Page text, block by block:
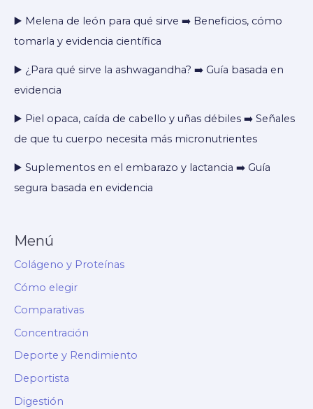
▶️ Melena de león para qué sirve ➡️ Beneficios, cómo
tomarla y evidencia científica
▶️ ¿Para qué sirve la ashwagandha? ➡️ Guía basada en
evidencia
▶️ Piel opaca, caída de cabello y uñas débiles ➡️ Señales
de que tu cuerpo necesita más micronutrientes
▶️ Suplementos en el embarazo y lactancia ➡️ Guía
segura basada en evidencia
Menú
Colágeno y Proteínas
Cómo elegir
Comparativas
Concentración
Deporte y Rendimiento
Deportista
Digestión